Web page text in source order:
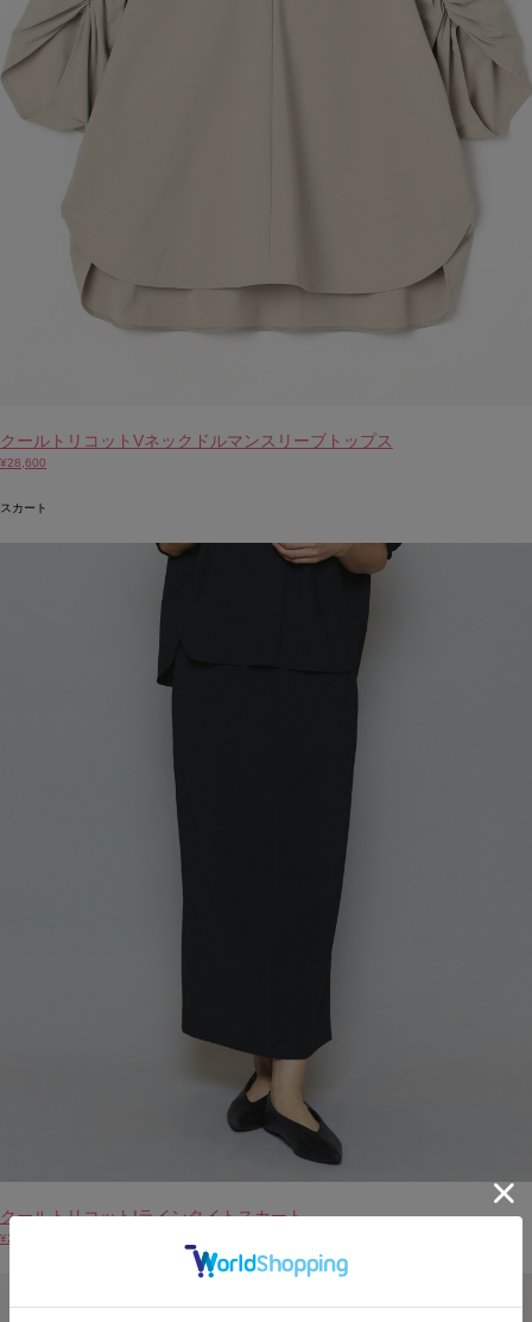
クールトリコットVネックドルマンスリーブトップス
¥28,600
スカート
クールトリコットIラインタイトスカート
¥28,600